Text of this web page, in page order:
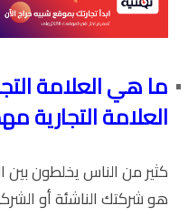
ما هي العلامة
العلامة التجارية
كثير من الناس يخلطون بين
هو شركتك الناشئة أو